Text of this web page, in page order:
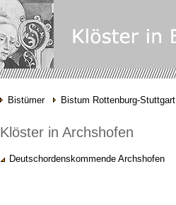
Bistümer Bistum Rottenburg-Stuttgart
Klöster in Archshofen
Deutschordenskommende Archshofen